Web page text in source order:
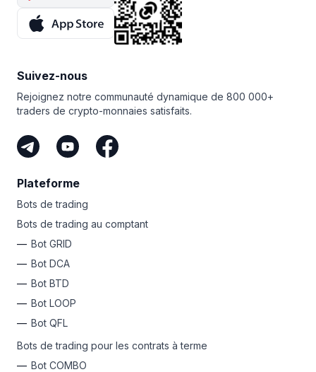
Ne manquez pas votre chance d’exploiter la puissance
du bot DCA de Bitsgap et d’enrichir votre expérience
de trading !
le bot COMBO,
abonnez-vousà Bitsgap dès maintenant !
Mais avant de commencer, assurez-vous de vous
familiariser avec les subtilités du marché des contrats
Suivez-nous
Rejoignez notre communauté dynamique de 800 000+
traders de crypto-monnaies satisfaits.
Plateforme
Bots de trading
Bots de trading au comptant
Bot GRID
Bot DCA
Bot BTD
Bot LOOP
Bot QFL
Bots de trading pour les contrats à terme
Bot COMBO